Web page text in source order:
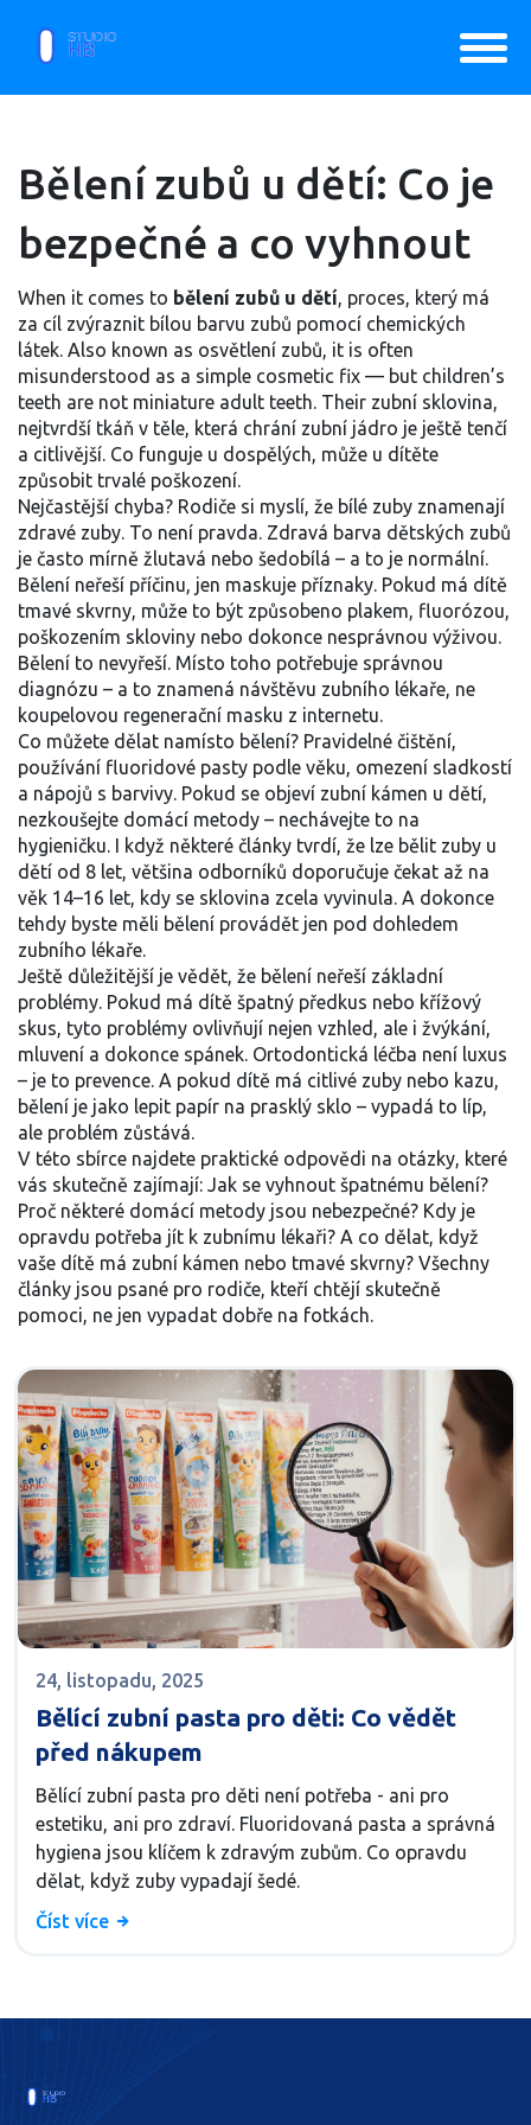
Bělení zubů u dětí: Co je
bezpečné a co vyhnout
When it comes to bělení zubů u dětí, proces, který má
za cíl zvýraznit bílou barvu zubů pomocí chemických
látek. Also known as osvětlení zubů, it is often
misunderstood as a simple cosmetic fix — but children’s
teeth are not miniature adult teeth. Their zubní sklovina,
nejtvrdší tkáň v těle, která chrání zubní jádro je ještě tenčí
a citlivější. Co funguje u dospělých, může u dítěte
způsobit trvalé poškození.
Nejčastější chyba? Rodiče si myslí, že bílé zuby znamenají
zdravé zuby. To není pravda. Zdravá barva dětských zubů
je často mírně žlutavá nebo šedobílá – a to je normální.
Bělení neřeší příčinu, jen maskuje příznaky. Pokud má dítě
tmavé skvrny, může to být způsobeno plakem, fluorózou,
poškozením skloviny nebo dokonce nesprávnou výživou.
Bělení to nevyřeší. Místo toho potřebuje správnou
diagnózu – a to znamená návštěvu zubního lékaře, ne
koupelovou regenerační masku z internetu.
Co můžete dělat namísto bělení? Pravidelné čištění,
používání fluoridové pasty podle věku, omezení sladkostí
a nápojů s barvivy. Pokud se objeví zubní kámen u dětí,
nezkoušejte domácí metody – nechávejte to na
hygieničku. I když některé články tvrdí, že lze bělit zuby u
dětí od 8 let, většina odborníků doporučuje čekat až na
věk 14–16 let, kdy se sklovina zcela vyvinula. A dokonce
tehdy byste měli bělení provádět jen pod dohledem
zubního lékaře.
Ještě důležitější je vědět, že bělení neřeší základní
problémy. Pokud má dítě špatný předkus nebo křížový
skus, tyto problémy ovlivňují nejen vzhled, ale i žvýkání,
mluvení a dokonce spánek. Ortodontická léčba není luxus
– je to prevence. A pokud dítě má citlivé zuby nebo kazu,
bělení je jako lepit papír na prasklý sklo – vypadá to líp,
ale problém zůstává.
V této sbírce najdete praktické odpovědi na otázky, které
vás skutečně zajímají: Jak se vyhnout špatnému bělení?
Proč některé domácí metody jsou nebezpečné? Kdy je
opravdu potřeba jít k zubnímu lékaři? A co dělat, když
vaše dítě má zubní kámen nebo tmavé skvrny? Všechny
články jsou psané pro rodiče, kteří chtějí skutečně
pomoci, ne jen vypadat dobře na fotkách.
24, listopadu, 2025
Bělící zubní pasta pro děti: Co vědět
před nákupem
Bělící zubní pasta pro děti není potřeba - ani pro
estetiku, ani pro zdraví. Fluoridovaná pasta a správná
hygiena jsou klíčem k zdravým zubům. Co opravdu
dělat, když zuby vypadají šedé.
Číst více